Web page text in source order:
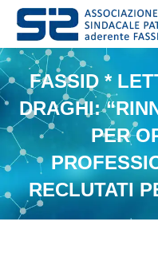
FASSID *
DRAGHI:
PER
RECLUTATI